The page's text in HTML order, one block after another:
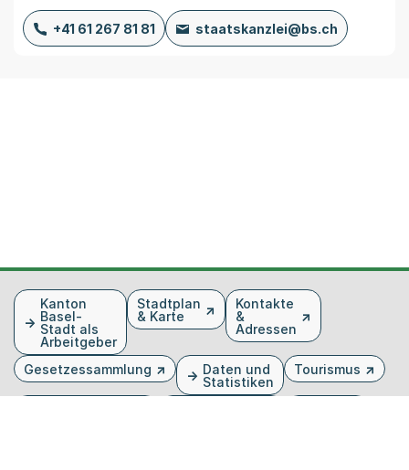
+41 61 267 81 81 staatskanzlei@bs.ch
FusszeileKanton
Basel-
Stadt als
Arbeitgeber
Stadtplan
& Karte
Kontakte
&
Adressen
Gesetzessammlung
Daten und
Statistiken
Tourismus